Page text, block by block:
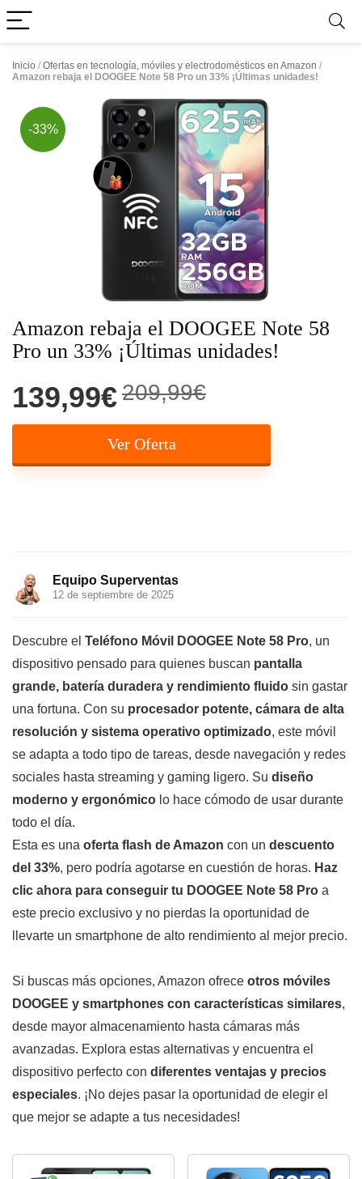
Inicio / Ofertas en tecnología, móviles y electrodomésticos en Amazon /
Amazon rebaja el DOOGEE Note 58 Pro un 33% ¡Últimas unidades!
-33%
Amazon rebaja el DOOGEE Note 58
Pro un 33% ¡Últimas unidades!
139,99€209,99€
Ver Oferta
Equipo Superventas
12 de septiembre de 2025
Descubre el Teléfono Móvil DOOGEE Note 58 Pro, un
dispositivo pensado para quienes buscan pantalla
grande, batería duradera y rendimiento fluido sin gastar
una fortuna. Con su procesador potente, cámara de alta
resolución y sistema operativo optimizado, este móvil
se adapta a todo tipo de tareas, desde navegación y redes
sociales hasta streaming y gaming ligero. Su diseño
moderno y ergonómico lo hace cómodo de usar durante
todo el día.
Esta es una oferta flash de Amazon con un descuento
del 33%, pero podría agotarse en cuestión de horas. Haz
clic ahora para conseguir tu DOOGEE Note 58 Pro a
este precio exclusivo y no pierdas la oportunidad de
llevarte un smartphone de alto rendimiento al mejor precio.
Si buscas más opciones, Amazon ofrece otros móviles
DOOGEE y smartphones con características similares,
desde mayor almacenamiento hasta cámaras más
avanzadas. Explora estas alternativas y encuentra el
dispositivo perfecto con diferentes ventajas y precios
especiales. ¡No dejes pasar la oportunidad de elegir el
que mejor se adapte a tus necesidades!